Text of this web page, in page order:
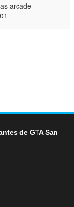
arcade
de GTA San